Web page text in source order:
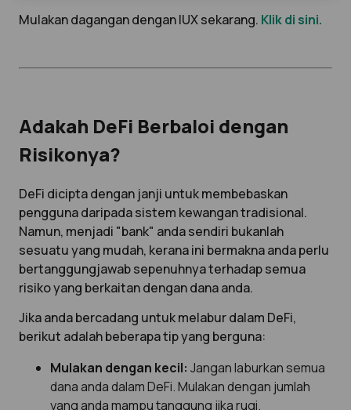
Mulakan dagangan dengan IUX sekarang. Klik di sini.
Adakah DeFi Berbaloi dengan
Risikonya?
DeFi dicipta dengan janji untuk membebaskan
pengguna daripada sistem kewangan tradisional.
Namun, menjadi "bank" anda sendiri bukanlah
sesuatu yang mudah, kerana ini bermakna anda perlu
bertanggungjawab sepenuhnya terhadap semua
risiko yang berkaitan dengan dana anda.
Jika anda bercadang untuk melabur dalam DeFi,
berikut adalah beberapa tip yang berguna:
Mulakan dengan kecil: Jangan laburkan semua
dana anda dalam DeFi. Mulakan dengan jumlah
yang anda mampu tanggung jika rugi.